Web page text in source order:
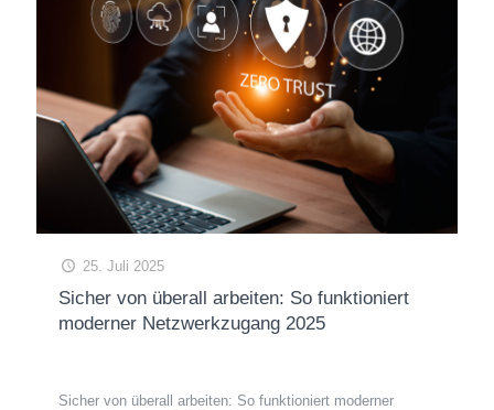
25. Juli 2025
Sicher von überall arbeiten: So funktioniert
moderner Netzwerkzugang 2025
Sicher von überall arbeiten: So funktioniert moderner